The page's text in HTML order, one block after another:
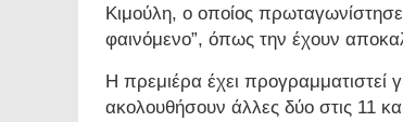
Κιμούλη, ο οποίος
φαινόμενο”, όπως την έχουν
Η πρεμιέρα έχει προγραμματιστεί
ακολουθήσουν άλλες δύο στις 11